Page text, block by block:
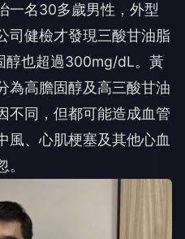
一名30多歲男性，外型
司健檢才發現三酸甘油脂
醇也超過300mg/dL。黃
為高膽固醇及高三酸甘油
不同，但都可能造成血管
風、心肌梗塞及其他心血